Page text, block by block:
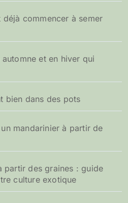
commencer à semer
et en hiver qui
bien dans des pots
mandarinier à partir de
partir des graines : guide
culture exotique